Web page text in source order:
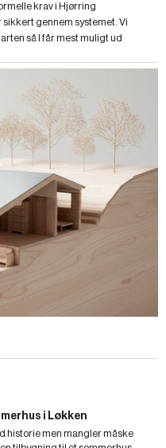
krav i Hjørring
gennem systemet. Vi
så I får mest muligt ud
i Løkken
historie men mangler måske